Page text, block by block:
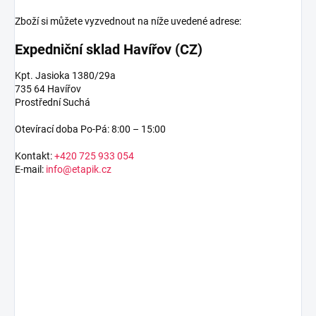
Zboží si můžete vyzvednout na níže uvedené adrese:
Expedniční sklad Havířov (CZ)
Kpt. Jasioka 1380/29a
735 64 Havířov
Prostřední Suchá
Otevírací doba Po-Pá: 8:00 – 15:00
Kontakt:+420 725 933 054
E-mail: info@etapik.cz